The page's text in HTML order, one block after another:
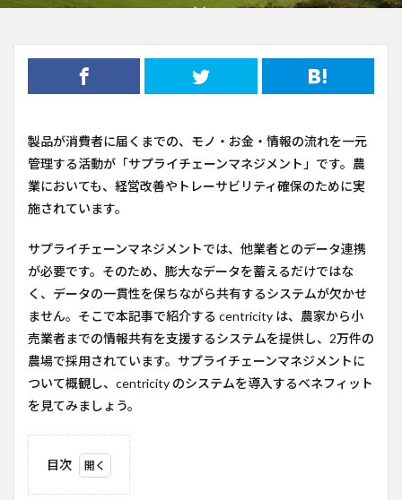
製品が消費者に届くまでの、モノ・お金・情報の流れを一元
管理する活動が「サプライチェーンマネジメント」です。農
業においても、経営改善やトレーサビリティ確保のために実
施されています。
サプライチェーンマネジメントでは、他業者とのデータ連携
が必要です。そのため、膨大なデータを蓄えるだけではな
く、データの一貫性を保ちながら共有するシステムが欠かせ
ません。そこで本記事で紹介する centricity は、農家から小
売業者までの情報共有を支援するシステムを提供し、2万件の
農場で採用されています。サプライチェーンマネジメントに
ついて概観し、centricity のシステムを導入するベネフィット
を見てみましょう。
目次